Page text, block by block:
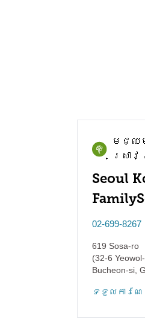
មជ្ឈ
ស្រា
Seoul
02-699-8267
619 Sosa-ro
(32-6
Bucheon-si
ទទួល​ការណ